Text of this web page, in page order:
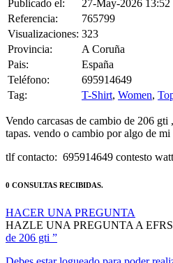
Visualizaciones:
323
Provincia:
A Coruña
Pais:
España
Teléfono:
695914649
Tag:
T-Shirt,Women
Vendo carcasas de cambio de 206 gti
tapas. vendo o cambio por algo de mi
tlf contacto: 695914649 contesto
HAZLE UNA PREGUNTA A
de 206 gti ”
Debes estar logueado para poder